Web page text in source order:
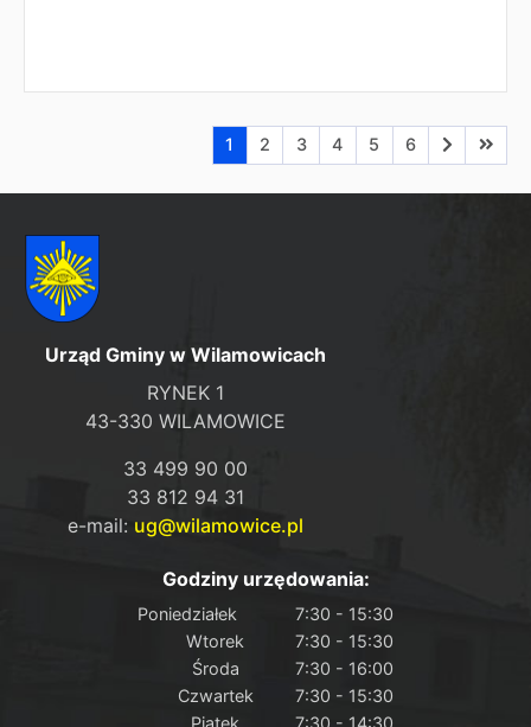
Aktualna strona nr 1
1 Przejdź do strony nr 2
2 Przejdź do strony nr 3
3 Przejdź do strony nr 4
4 Przejdź do strony
5 Przejdź do
6 Przejdź
Urząd Gminy w Wilamowicach
RYNEK 1
43-330 WILAMOWICE
33 499 90 00
33 812 94 31
e-mail: ug@wilamowice.pl
Godziny urzędowania:
Poniedziałek
7:30 - 15:30
Wtorek
7:30 - 15:30
Środa
7:30 - 16:00
Czwartek
7:30 - 15:30
Piątek
7:30 - 14:30